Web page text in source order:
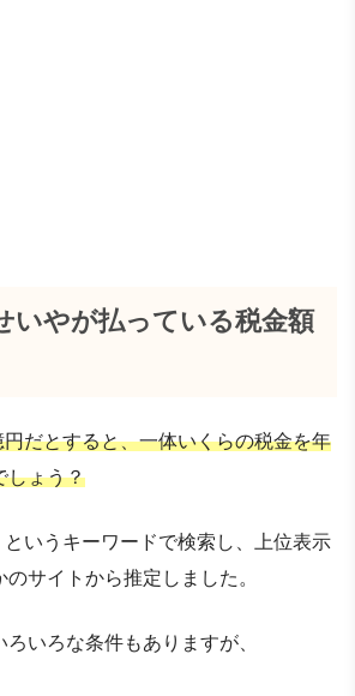
いやが払っている税金額
だとすると、一体いくらの税金を年
しょう？
というキーワードで検索し、上位表示
サイトから推定しました。
いろな条件もありますが、